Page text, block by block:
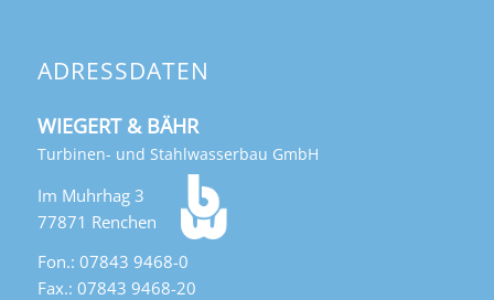
ADRESSDATEN
WIEGERT & BÄHR
Turbinen- und Stahlwasserbau GmbH
Im Muhrhag 3
77871 Renchen
Fon.: 07843 9468-0
Fax.: 07843 9468-20